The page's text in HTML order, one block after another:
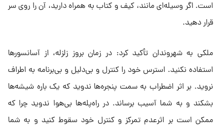
است. اگر وسیله‌ای مانند، کیف و کتاب به همراه دارید، آن را روی سر
قرار دهید.
ملکی به شهروندان تأکید کرد: در زمان بروز زلزله، از آسانسورها
استفاده نکنید. استرس خود را کنترل و بی‌دلیل و بی‌برنامه به اطراف
نروید. بر اثر اضطراب به سمت پنجره‌ها ندوید که یک باره شیشه‌ها
بشکند و به شما آسیب برساند. در راه‌پله‌ها بی‌هوا ندوید چرا که
ممکن است بر اثرعدم تمرکز و کنترل خود سقوط کنید و به شما